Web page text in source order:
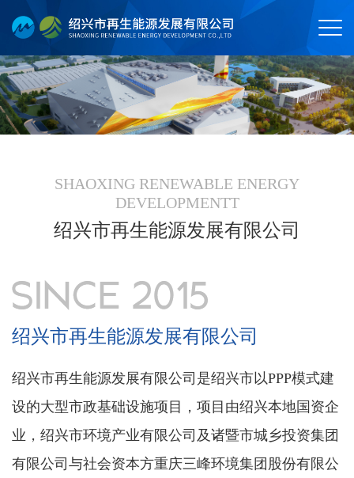
SHAOXING RENEWABLE ENERGY
DEVELOPMENTT
绍兴市再生能源发展有限公司
绍兴市再生能源发展有限公司
绍兴市再生能源发展有限公司是绍兴市以PPP模式建
设的大型市政基础设施项目，项目由绍兴本地国资企
业，绍兴市环境产业有限公司及诸暨市城乡投资集团
有限公司与社会资本方重庆三峰环境集团股份有限公